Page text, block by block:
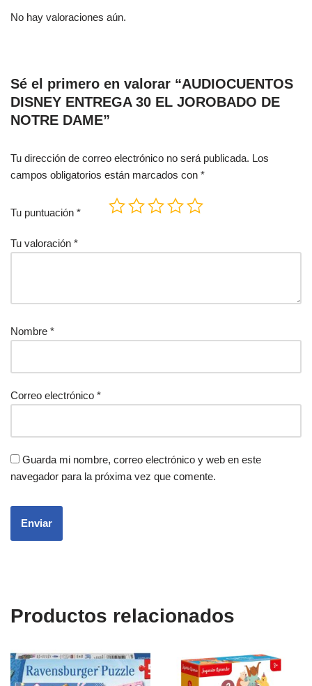
No hay valoraciones aún.
Sé el primero en valorar “AUDIOCUENTOS
DISNEY ENTREGA 30 EL JOROBADO DE
NOTRE DAME”
Tu dirección de correo electrónico no será publicada. Los
campos obligatorios están marcados con *
Tu puntuación *
Tu valoración *
Nombre *
Correo electrónico *
Guarda mi nombre, correo electrónico y web en este
navegador para la próxima vez que comente.
Productos relacionados